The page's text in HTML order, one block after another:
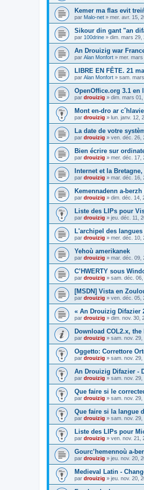
Kemer ma flas evit
par Malo-net » mer. avr. 15,
Sikour din gant "an
par 100drine » dim. mars 29,
An Drouizig war
par Alan Monfort » mer.
LIBRE EN FÊTE. 21
par Alan Monfort » sam.
OpenOffice.org 3.1
par drouizig » dim. mars
Mont en-dro ar
par drouizig » lun. janv. 12,
La date de votre
par drouizig » ven. déc. 26,
Bien écrire sur
par drouizig » mer. déc. 17,
Internet et la
par drouizig » mar. déc. 16,
Kemennadenn a-
par drouizig » dim. déc. 14,
Liste des LIPs pour
par drouizig » jeu. déc. 11,
L'archipel des
par drouizig » mer. déc. 10,
Yehoù amerikanek
par drouizig » mar. déc. 09,
C’HWERTY sous
par drouizig » sam. déc.
[MSDN] Vista en
par drouizig » ven. déc. 05,
« An Drouizig Difazier
par drouizig » dim. nov. 30,
Download COL2.x,
par drouizig » sam. nov. 29,
Oggetto: Correttore
par drouizig » sam. nov. 29,
An Drouizig Difazier -
par drouizig » sam. nov. 29,
Que faire si le
par drouizig » sam. nov. 29,
Que faire si la langue
par drouizig » sam. nov. 29,
Liste des LIPs pour
par drouizig » ven. nov. 21,
Gourc’hemennoù a-
par drouizig » jeu. nov. 20,
Medieval Latin -
par drouizig » jeu. nov. 20,